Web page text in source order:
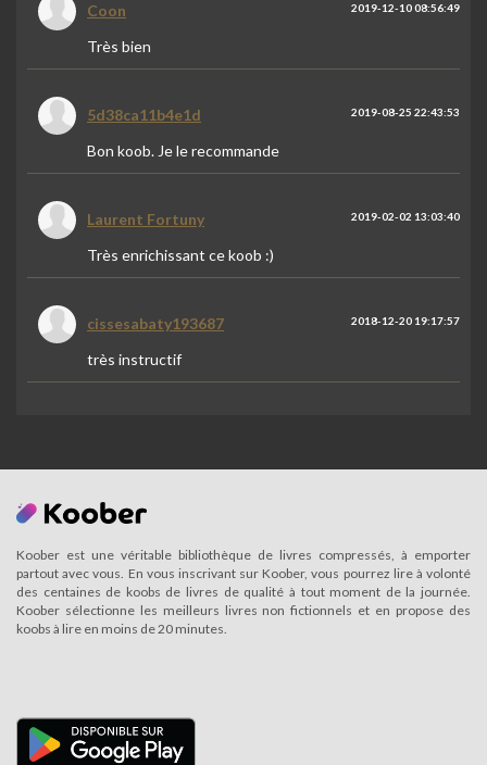
Coon 2019-12-10 08:56:49
Très bien
5d38ca11b4e1d 2019-08-25 22:43:53
Bon koob. Je le recommande
Laurent Fortuny 2019-02-02 13:03:40
Très enrichissant ce koob :)
cissesabaty193687 2018-12-20 19:17:57
très instructif
Koober est une véritable bibliothèque de livres compressés, à emporter
partout avec vous. En vous inscrivant sur Koober, vous pourrez lire à volonté
des centaines de koobs de livres de qualité à tout moment de la journée.
Koober sélectionne les meilleurs livres non fictionnels et en propose des
koobs à lire en moins de 20 minutes.